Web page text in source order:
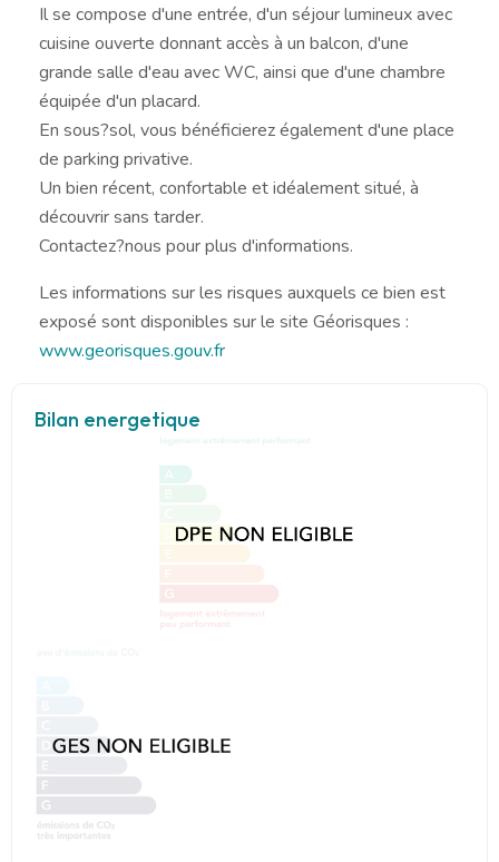
Il se compose d'une entrée, d'un séjour lumineux avec
cuisine ouverte donnant accès à un balcon, d'une
grande salle d'eau avec WC, ainsi que d'une chambre
équipée d'un placard.
En sous?sol, vous bénéficierez également d'une place
de parking privative.
Un bien récent, confortable et idéalement situé, à
découvrir sans tarder.
Contactez?nous pour plus d'informations.
Les informations sur les risques auxquels ce bien est
exposé sont disponibles sur le site Géorisques :
www.georisques.gouv.fr
Bilan energetique